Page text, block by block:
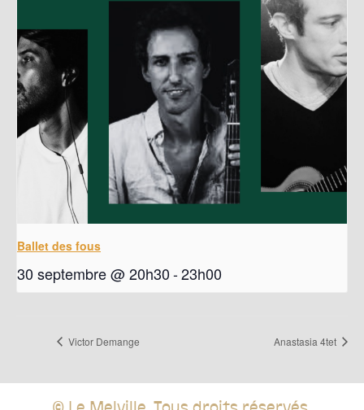
Ballet des fous
30 septembre @ 20h30-23h00
Victor Demange Anastasia 4tet